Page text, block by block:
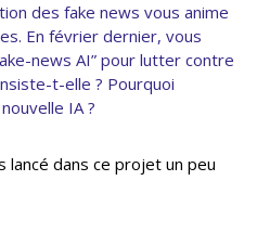
des fake news vous anime
En février dernier, vous
news AI” pour lutter contre
t-elle ? Pourquoi
IA ?
lancé dans ce projet un peu